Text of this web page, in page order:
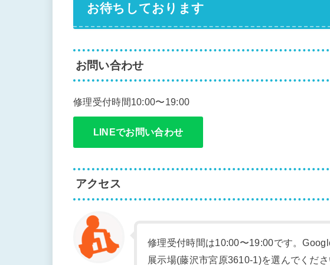
お待ちしております
お問い合わせ
修理受付時間10:00〜19:00
LINEでお問い合わせ
アクセス
修理受付時間は10:00〜19:00です。
展示場(藤沢市宮原3610-1)を選んでくだ